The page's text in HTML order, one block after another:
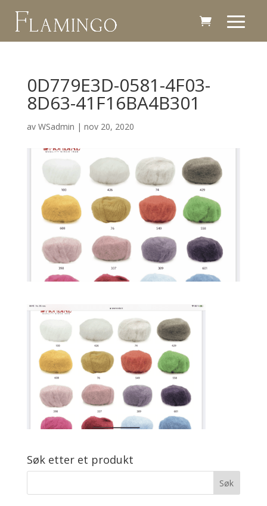
0D779E3D-0581-4F03-
8D63-41F16BA4B301
av WSadmin | nov 20, 2020
Søk etter et produkt